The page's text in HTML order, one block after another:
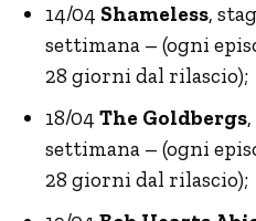
14/04 Shameless,
settimana – (ogni
28 giorni dal rilascio);
18/04 The Goldbergs
settimana – (ogni
28 giorni dal rilascio);